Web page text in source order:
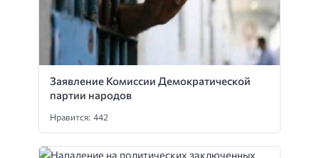
Заявление Комиссии Демократической
партии народов
Нравится: 442